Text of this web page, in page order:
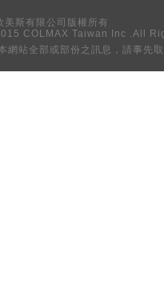
美斯有限公司版權所有
COLMAX Taiwan Inc .All
網站全部或部份之訊息，請事先